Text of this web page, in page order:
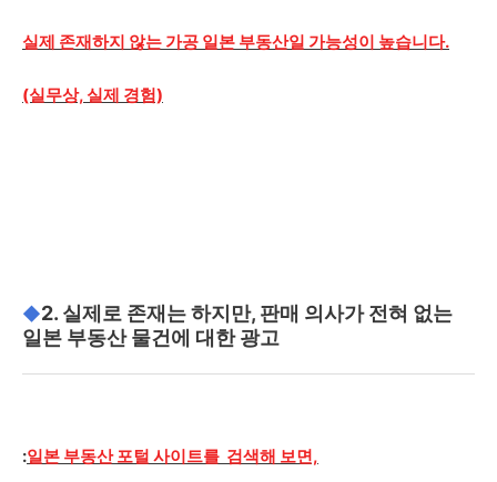
실제 존재하지 않는 가공 일본 부동산일 가능성이 높습니다.
(실무상, 실제 경험)
◆2. 실제로 존재는 하지만, 판매 의사가 전혀 없는
일본 부동산 물건에 대한 광고
:일본 부동산 포털 사이트를 검색해 보면,